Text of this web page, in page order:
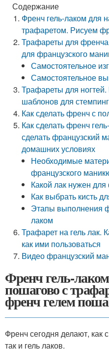
Содержание
Френч гель-лаком для
трафаретом. Рисуем
Трафареты для
для французского
Самостоятельное
Самостоятельное
Трафареты для
шаблонов для
Как сделать френч с
Как сделать френч
сделать французский
домашних условиях
Необходимые
французского
Какой лак нужен
Как выбрать кисть
Этапы выполнения
лаком
Трафарет на гель лак.
как ими пользоваться
Видео французский
Френч гель-
пошагово с
френч гелем
Френч сегодня делают,
так и гель лаков.